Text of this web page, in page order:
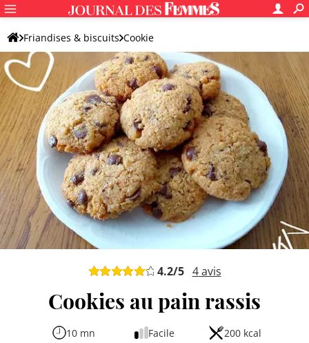
Friandises & biscuits Cookie
Recettes de cookies aux pépites de chocolat
Cookie aux pépites de chocolat original
4.2/5 4avis
Cookies au pain rassis
10 mn Facile 200 kcal